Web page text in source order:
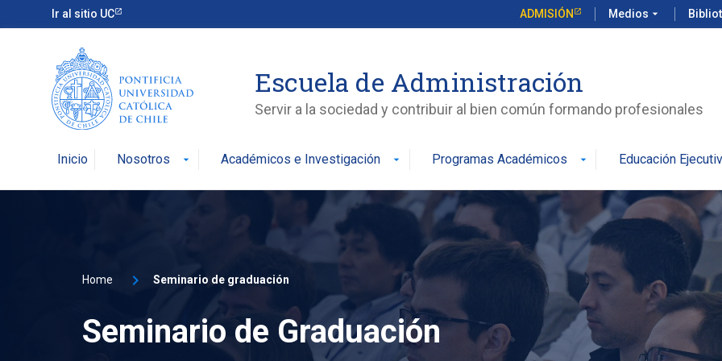
Ir al sitio UC ADMISIÓN Medios arrow_drop_down
Escuela de Administración
Servir a la sociedad y contribuir al bien común formando profesionales
Inicio Nosotros arrow_drop_down Académicos e Investigación arrow_drop_down Programas Académicos arrow_drop_down Educación
Home Seminario de graduación
Seminario de Graduación